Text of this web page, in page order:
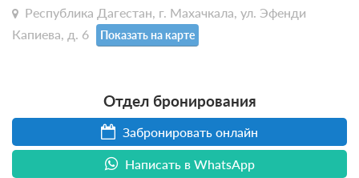
Республика Дагестан, г. Махачкала, ул. Эфенди
Капиева, д. 6
Показать на карте
Отдел бронирования
Забронировать онлайн
Написать в WhatsApp